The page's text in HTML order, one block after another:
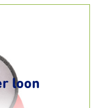
loon